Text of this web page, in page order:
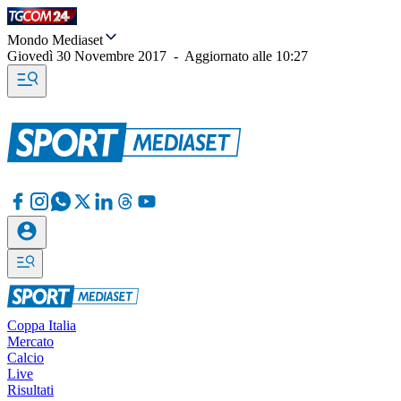
Mondo Mediaset
Giovedì 30 Novembre 2017 - Aggiornato alle 10:27
Coppa Italia
Mercato
Calcio
Live
Risultati